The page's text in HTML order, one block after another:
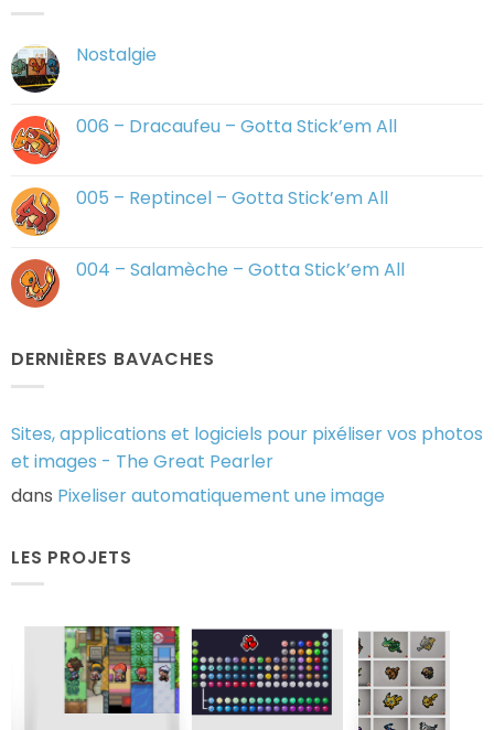
Nostalgie
Nostalgie
006 – Dracaufeu – Gotta Stick’em All
006
–
Stick’em
All
005 – Reptincel – Gotta Stick’em All
005
–
004 – Salamèche – Gotta Stick’em All
Salamèche
DERNIÈRES BAVACHES
Sites, applications et logiciels pour pixéliser vos photos
et images - The Great Pearler
dans Pixeliser automatiquement une image
LES PROJETS